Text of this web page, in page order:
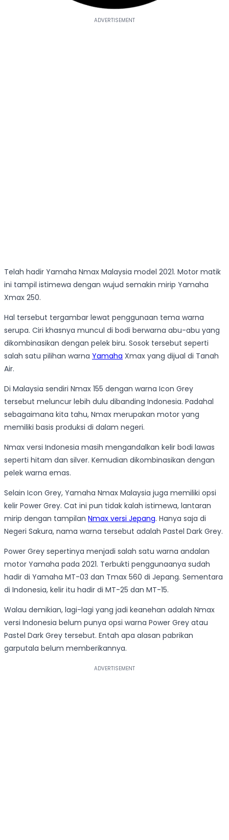
Telah hadir Yamaha Nmax Malaysia model 2021. Motor matik
ini tampil istimewa dengan wujud semakin mirip Yamaha
Xmax 250.
Hal tersebut tergambar lewat penggunaan tema warna
serupa. Ciri khasnya muncul di bodi berwarna abu-abu yang
dikombinasikan dengan pelek biru. Sosok tersebut seperti
salah satu pilihan warna Yamaha Xmax yang dijual di Tanah
Air.
Di Malaysia sendiri Nmax 155 dengan warna Icon Grey
tersebut meluncur lebih dulu dibanding Indonesia. Padahal
sebagaimana kita tahu, Nmax merupakan motor yang
memiliki basis produksi di dalam negeri.
Nmax versi Indonesia masih mengandalkan kelir bodi lawas
seperti hitam dan silver. Kemudian dikombinasikan dengan
pelek warna emas.
Selain Icon Grey, Yamaha Nmax Malaysia juga memiliki opsi
kelir Power Grey. Cat ini pun tidak kalah istimewa, lantaran
mirip dengan tampilan Nmax versi Jepang. Hanya saja di
Negeri Sakura, nama warna tersebut adalah Pastel Dark Grey.
Power Grey sepertinya menjadi salah satu warna andalan
motor Yamaha pada 2021. Terbukti penggunaanya sudah
hadir di Yamaha MT-03 dan Tmax 560 di Jepang. Sementara
di Indonesia, kelir itu hadir di MT-25 dan MT-15.
Walau demikian, lagi-lagi yang jadi keanehan adalah Nmax
versi Indonesia belum punya opsi warna Power Grey atau
Pastel Dark Grey tersebut. Entah apa alasan pabrikan
garputala belum memberikannya.